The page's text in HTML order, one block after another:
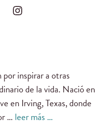
inspirar a otras
de la vida. Nació en
en Irving, Texas, donde
… leer más …